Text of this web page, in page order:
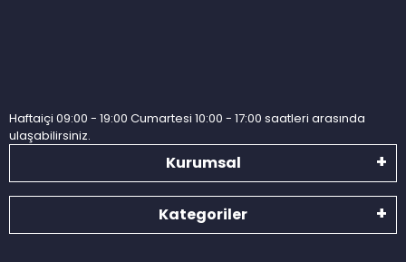
Haftaiçi 09:00 - 19:00 Cumartesi 10:00 - 17:00 saatleri arasında
ulaşabilirsiniz.
Kurumsal
Kategoriler